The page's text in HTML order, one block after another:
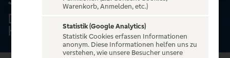
Dampfschiff ''ST.GEORG'',
Hamburg
Warenkorb, Anmelden, etc.)
Statistik (Google Analytics)
Statistik Cookies erfassen Informationen
anonym. Diese Informationen helfen uns zu
verstehen, wie unsere Besucher unsere